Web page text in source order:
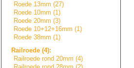
Roede 13mm (27)
Roede 10mm (1)
Roede 20mm (3)
Roede 10+12+16mm (1)
Roede 38mm (1)
Railroede (4):
Railroede rond 20mm (4)